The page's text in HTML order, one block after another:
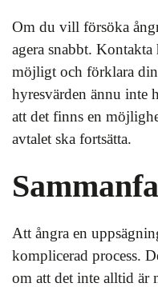
Om du vill försöka
agera snabbt.
möjligt och förklara
hyresvärden ännu inte
att det finns en
avtalet ska fortsätta.
Att ångra en
komplicerad process.
om att det inte alltid är